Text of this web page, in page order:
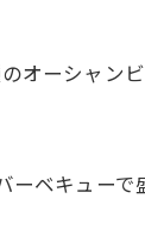
オーシャンビ
ベキュー